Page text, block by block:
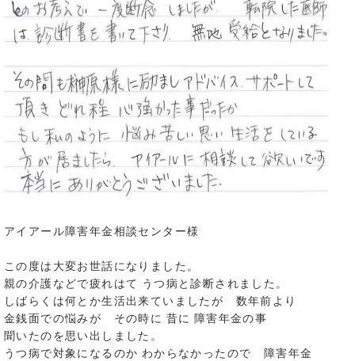
アイアール障害年金相談センター様
この度は大変お世話になりました。
親の介護などで疲れはて うつ病と診断されました。
しばらくは何とか生活出来ていましたが 数年前より
金銭面での悩みが その時に 昔に 障害年金の事
聞いたのを思い出しました。
うつ病で対象になるのか わからなかったので 障害年金